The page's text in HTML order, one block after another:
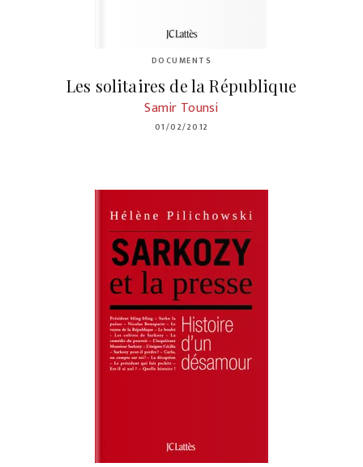
DOCUMENTS
Les solitaires de la République
Samir Tounsi
01/02/2012